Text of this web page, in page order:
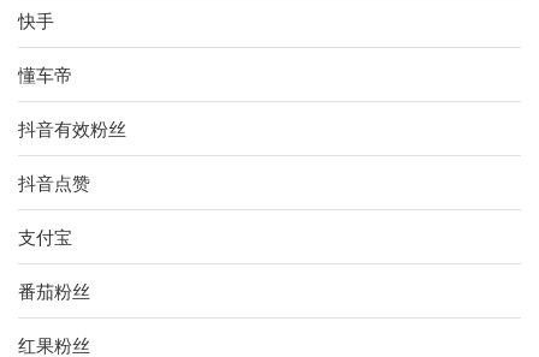
快手
懂车帝
抖音有效粉丝
抖音点赞
支付宝
番茄粉丝
红果粉丝